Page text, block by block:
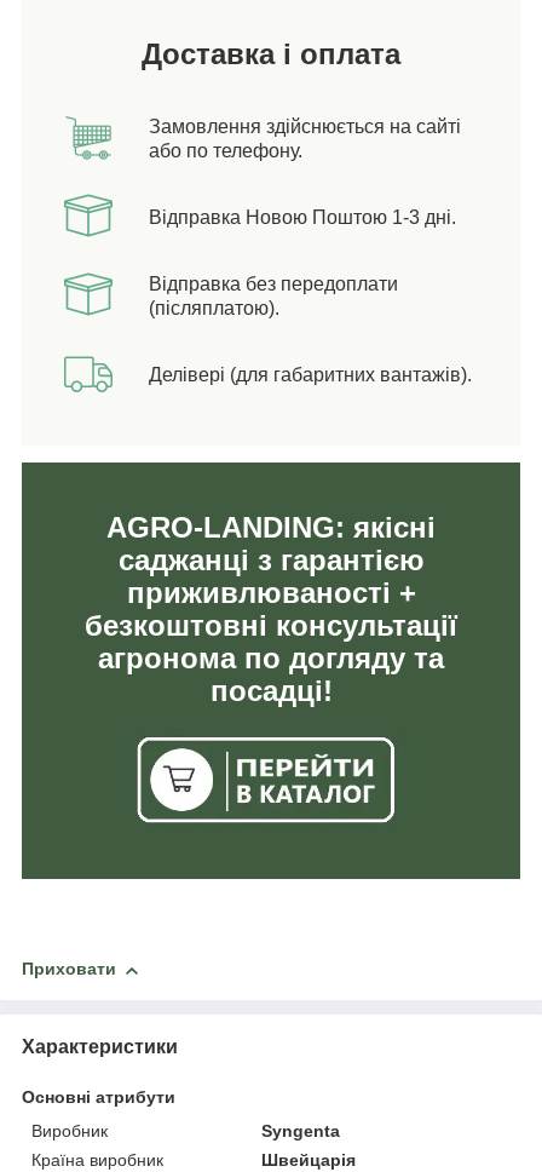
Доставка і оплата
Замовлення здійснюється на сайті
або по телефону.
Відправка Новою Поштою 1-3 дні.
Відправка без передоплати
(післяплатою).
Делівері (для габаритних вантажів).
AGRO-LANDING: якісні
саджанці з гарантією
приживлюваності +
безкоштовні консультації
агронома по догляду та
посадці!
Приховати
Характеристики
Основні атрибути
Виробник
Syngenta
Країна виробник
Швейцарія